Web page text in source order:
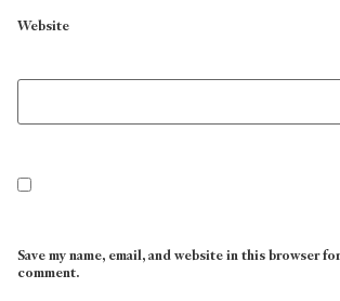
Website
Save my name, email, and website in this browser
comment.